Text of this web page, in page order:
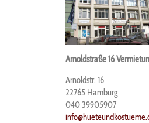
Arnoldstraße 16
Arnoldstr. 16
22765 Hamburg
040 39905907